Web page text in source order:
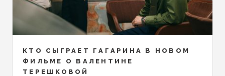
КТО СЫГРАЕТ ГАГАРИНА В НОВОМ
ФИЛЬМЕ О ВАЛЕНТИНЕ
ТЕРЕШКОВОЙ